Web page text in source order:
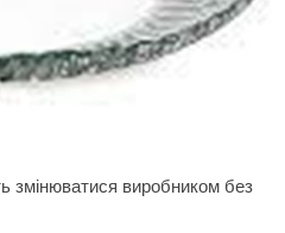
змінюватися виробником без